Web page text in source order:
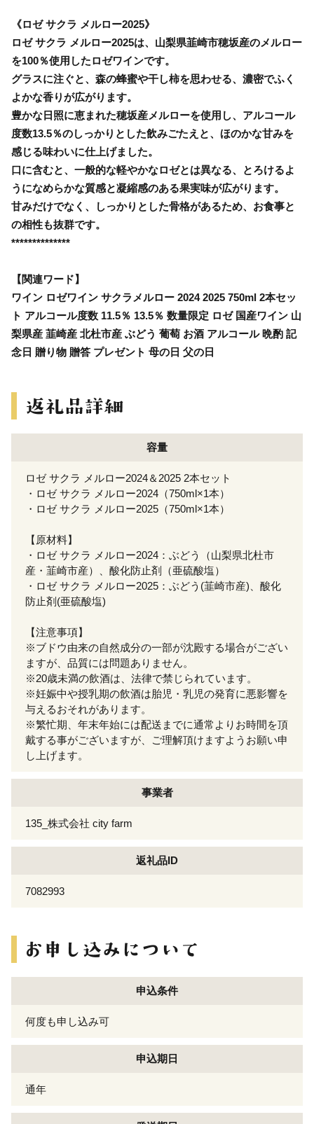
《ロゼ サクラ メルロー2025》
ロゼ サクラ メルロー2025は、山梨県韮崎市穂坂産のメルロー
を100％使用したロゼワインです。
グラスに注ぐと、森の蜂蜜や干し柿を思わせる、濃密でふく
よかな香りが広がります。
豊かな日照に恵まれた穂坂産メルローを使用し、アルコール
度数13.5％のしっかりとした飲みごたえと、ほのかな甘みを
感じる味わいに仕上げました。
口に含むと、一般的な軽やかなロゼとは異なる、とろけるよ
うになめらかな質感と凝縮感のある果実味が広がります。
甘みだけでなく、しっかりとした骨格があるため、お食事と
の相性も抜群です。
**************
【関連ワード】
ワイン ロゼワイン サクラメルロー 2024 2025 750ml 2本セッ
ト アルコール度数 11.5％ 13.5％ 数量限定 ロゼ 国産ワイン 山
梨県産 韮崎産 北杜市産 ぶどう 葡萄 お酒 アルコール 晩酌 記
念日 贈り物 贈答 プレゼント 母の日 父の日
容量
ロゼ サクラ メルロー2024＆2025 2本セット
・ロゼ サクラ メルロー2024（750ml×1本）
・ロゼ サクラ メルロー2025（750ml×1本）
【原材料】
・ロゼ サクラ メルロー2024：ぶどう（山梨県北杜市
産・韮崎市産）、酸化防止剤（亜硫酸塩）
・ロゼ サクラ メルロー2025：ぶどう(韮崎市産)、酸化
防止剤(亜硫酸塩)
【注意事項】
※ブドウ由来の自然成分の一部が沈殿する場合がござい
ますが、品質には問題ありません。
※20歳未満の飲酒は、法律で禁じられています。
※妊娠中や授乳期の飲酒は胎児・乳児の発育に悪影響を
与えるおそれがあります。
※繁忙期、年末年始には配送までに通常よりお時間を頂
戴する事がございますが、ご理解頂けますようお願い申
し上げます。
事業者
135_株式会社 city farm
返礼品ID
7082993
申込条件
何度も申し込み可
申込期日
通年